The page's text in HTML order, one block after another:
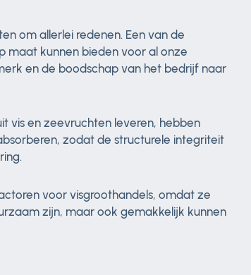
om allerlei redenen. Een van de
maat kunnen bieden voor al onze
en de boodschap van het bedrijf naar
vis en zeevruchten leveren, hebben
zodat de structurele integriteit
voor visgroothandels, omdat ze
zijn, maar ook gemakkelijk kunnen